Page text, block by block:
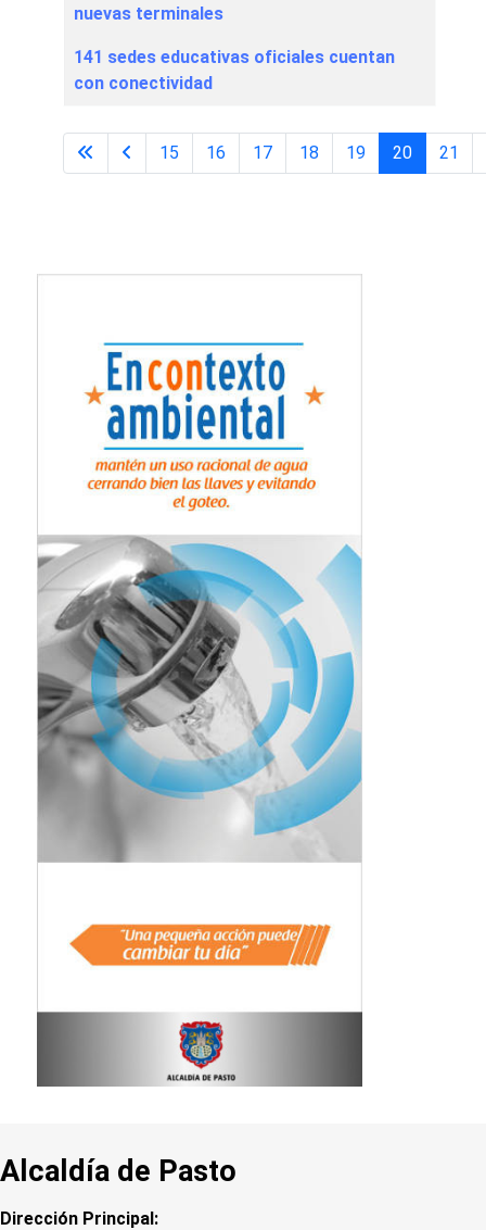
nuevas terminales
141 sedes educativas oficiales cuentan
con conectividad
Página 20 de 29
15 16 17 18 19 20 21
Alcaldía de Pasto
Dirección Principal: